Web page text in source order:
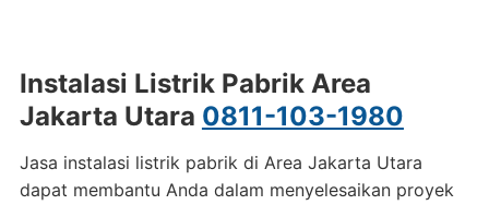
Instalasi Listrik Pabrik Area
Jakarta Utara 0811-103-1980
Jasa instalasi listrik pabrik di Area Jakarta Utara
dapat membantu Anda dalam menyelesaikan proyek